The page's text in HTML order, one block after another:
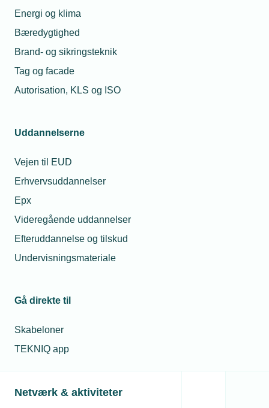
Energi og klima
Bæredygtighed
Brand- og sikringsteknik
Tag og facade
Autorisation, KLS og ISO
Uddannelserne
Vejen til EUD
Erhvervsuddannelser
Epx
Videregående uddannelser
Efteruddannelse og tilskud
Undervisningsmateriale
Gå direkte til
Skabeloner
TEKNIQ app
Netværk & aktiviteter